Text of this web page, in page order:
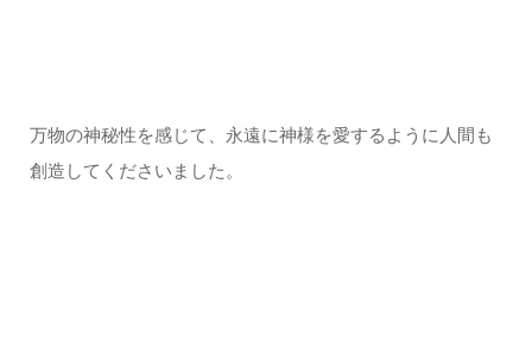
万物の神秘性を感じて、永遠に神様を愛するように人間も
創造してくださいました。